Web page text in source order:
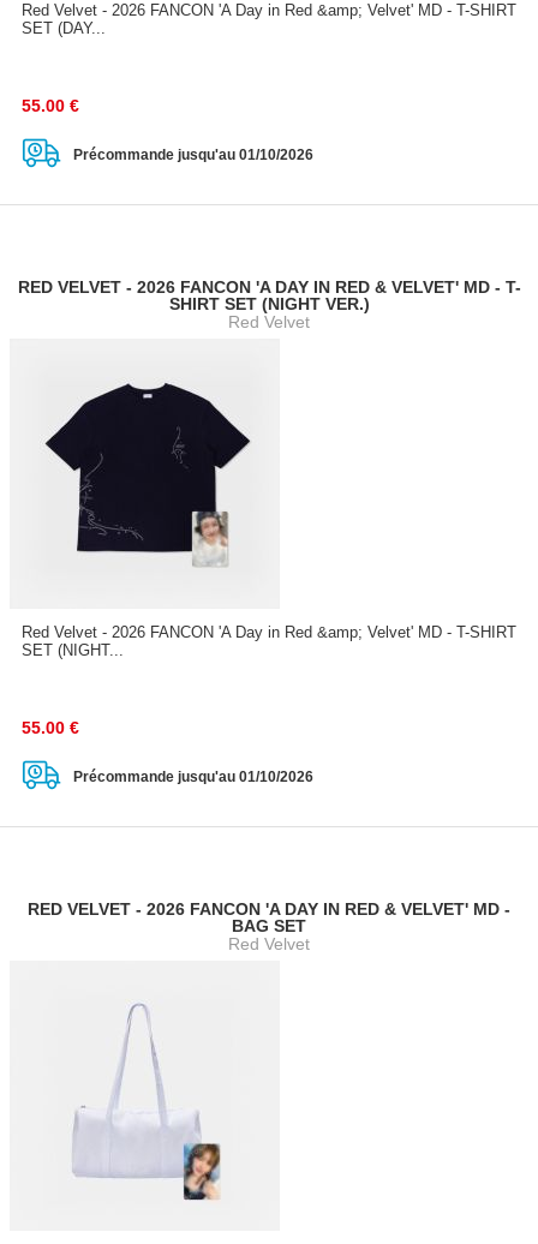
Red Velvet - 2026 FANCON 'A Day in Red &amp; Velvet' MD - T-SHIRT
SET (DAY...
55.00 €
Précommande jusqu'au 01/10/2026
RED VELVET - 2026 FANCON 'A DAY IN RED & VELVET' MD - T-
SHIRT SET (NIGHT VER.)
Red Velvet
Red Velvet - 2026 FANCON 'A Day in Red &amp; Velvet' MD - T-SHIRT
SET (NIGHT...
55.00 €
Précommande jusqu'au 01/10/2026
RED VELVET - 2026 FANCON 'A DAY IN RED & VELVET' MD -
BAG SET
Red Velvet